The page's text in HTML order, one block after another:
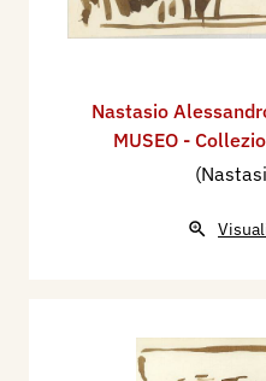
Nastasio
MUSEO -